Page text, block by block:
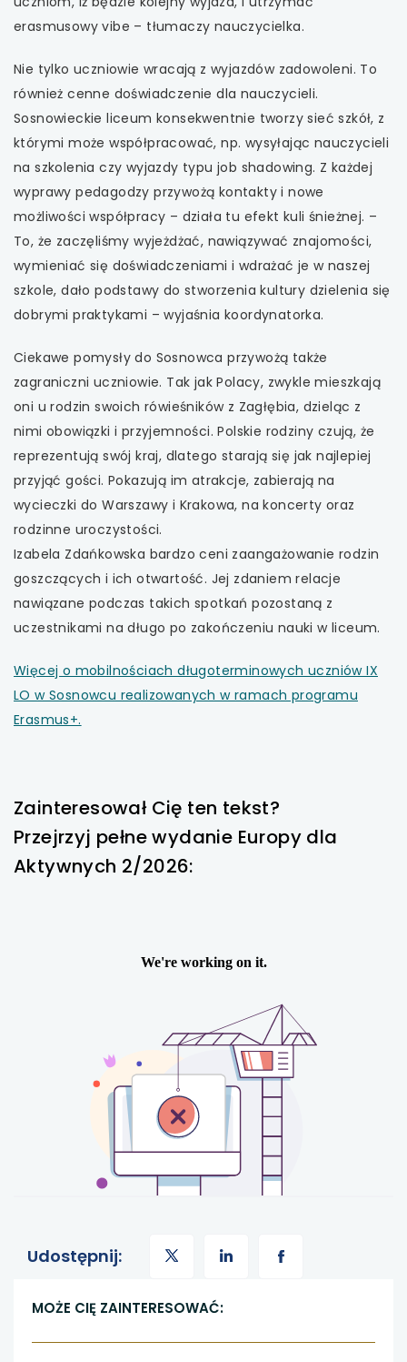
erasmusowy vibe – tłumaczy nauczycielka.
Nie tylko uczniowie wracają z wyjazdów zadowoleni. To
również cenne doświadczenie dla nauczycieli.
Sosnowieckie liceum konsekwentnie tworzy sieć szkół, z
którymi może współpracować, np. wysyłając nauczycieli
na szkolenia czy wyjazdy typu job shadowing. Z każdej
wyprawy pedagodzy przywożą kontakty i nowe
możliwości współpracy – działa tu efekt kuli śnieżnej. –
To, że zaczęliśmy wyjeżdżać, nawiązywać znajomości,
wymieniać się doświadczeniami i wdrażać je w naszej
szkole, dało podstawy do stworzenia kultury dzielenia się
dobrymi praktykami – wyjaśnia koordynatorka.
Ciekawe pomysły do Sosnowca przywożą także
zagraniczni uczniowie. Tak jak Polacy, zwykle mieszkają
oni u rodzin swoich rówieśników z Zagłębia, dzieląc z
nimi obowiązki i przyjemności. Polskie rodziny czują, że
reprezentują swój kraj, dlatego starają się jak najlepiej
przyjąć gości. Pokazują im atrakcje, zabierają na
wycieczki do Warszawy i Krakowa, na koncerty oraz
rodzinne uroczystości.
Izabela Zdańkowska bardzo ceni zaangażowanie rodzin
goszczących i ich otwartość. Jej zdaniem relacje
nawiązane podczas takich spotkań pozostaną z
uczestnikami na długo po zakończeniu nauki w liceum.
Więcej o mobilnościach długoterminowych uczniów IX
LO w Sosnowcu realizowanych w ramach programu
Erasmus+.
Zainteresował Cię ten tekst?
Przejrzyj pełne wydanie Europy dla
Aktywnych 2/2026:
Udostępnij: uwaga, uwaga,
uwaga,
MOŻE CIĘ ZAINTERESOWAĆ: